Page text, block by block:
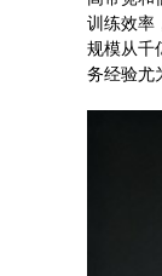
训练效率
规模从千
务经验尤